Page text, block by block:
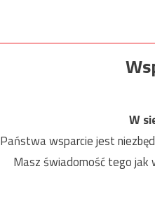
W
Państwa wsparcie jest
Masz świadomość tego jak